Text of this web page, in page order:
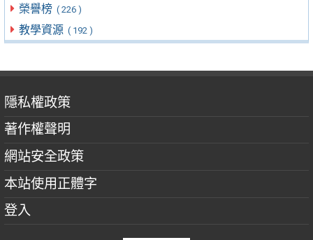
榮譽榜 ( 226 )
教學資源 ( 192 )
隱私權政策
著作權聲明
網站安全政策
本站使用正體字
登入